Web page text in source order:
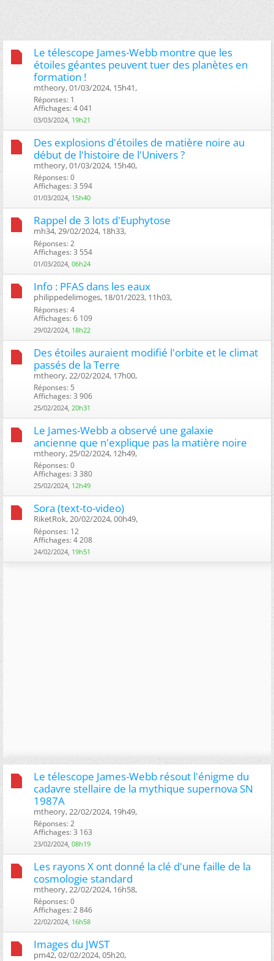
Le télescope James-Webb montre que les
étoiles géantes peuvent tuer des planètes en
formation !
mtheory, 01/03/2024, 15h41, ‎
Réponses: 1
Affichages: 4 041
03/03/2024, 19h21
Des explosions d'étoiles de matière noire au
début de l'histoire de l'Univers ?
mtheory, 01/03/2024, 15h40, ‎
Réponses: 0
Affichages: 3 594
01/03/2024, 15h40
Rappel de 3 lots d'Euphytose
mh34, 29/02/2024, 18h33, ‎
Réponses: 2
Affichages: 3 554
01/03/2024, 06h24
Info : PFAS dans les eaux
philippedelimoges, 18/01/2023, 11h03, ‎
Réponses: 4
Affichages: 6 109
29/02/2024, 18h22
Des étoiles auraient modifié l'orbite et le climat
passés de la Terre
mtheory, 22/02/2024, 17h00, ‎
Réponses: 5
Affichages: 3 906
25/02/2024, 20h31
Le James-Webb a observé une galaxie
ancienne que n'explique pas la matière noire
mtheory, 25/02/2024, 12h49, ‎
Réponses: 0
Affichages: 3 380
25/02/2024, 12h49
Sora (text-to-video)
RiketRok, 20/02/2024, 00h49, ‎
Réponses: 12
Affichages: 4 208
24/02/2024, 19h51
Le télescope James-Webb résout l'énigme du
cadavre stellaire de la mythique supernova SN
1987A
mtheory, 22/02/2024, 19h49, ‎
Réponses: 2
Affichages: 3 163
23/02/2024, 08h19
Les rayons X ont donné la clé d'une faille de la
cosmologie standard
mtheory, 22/02/2024, 16h58, ‎
Réponses: 0
Affichages: 2 846
22/02/2024, 16h58
Images du JWST
pm42, 02/02/2024, 05h20, ‎